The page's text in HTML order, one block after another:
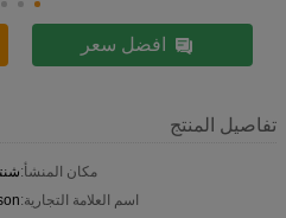
افضل سعر
تفاصيل المنتج
مكان المنشأ:
اسم العلامة التجارية: